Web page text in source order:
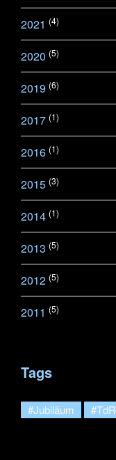
2021 (4)
2020 (5)
2019 (6)
2017 (1)
2016 (1)
2015 (3)
2014 (1)
2013 (5)
2012 (5)
2011 (5)
Tags
#Jubiläum #TdR